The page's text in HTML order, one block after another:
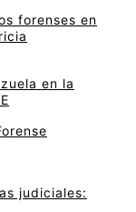
forenses en
en la
judiciales: